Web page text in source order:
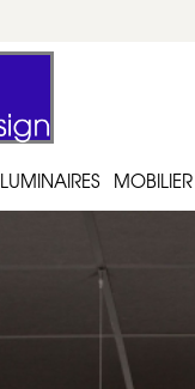
LUMINAIRES MOBILIER